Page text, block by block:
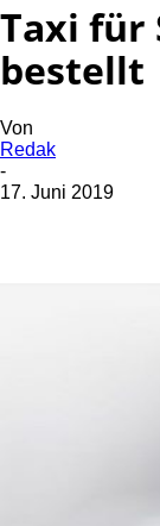
Taxi für
bestellt
Von
Redak
-
17. Juni 2019